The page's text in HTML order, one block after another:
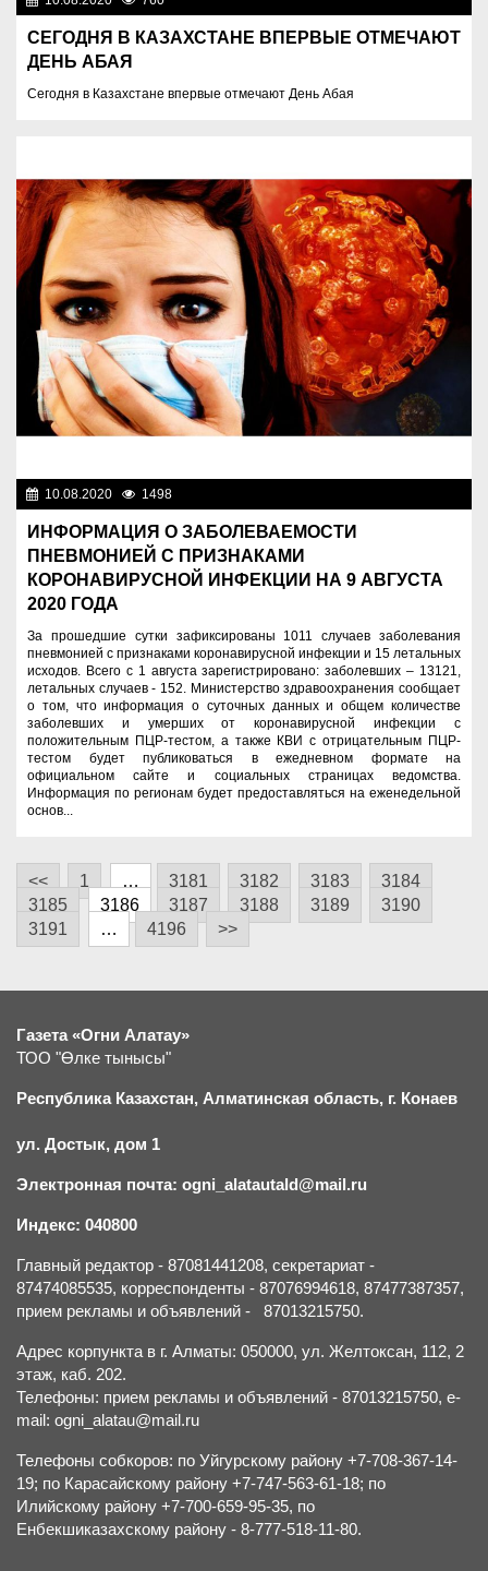
СЕГОДНЯ В КАЗАХСТАНЕ ВПЕРВЫЕ ОТМЕЧАЮТ
ДЕНЬ АБАЯ
Сегодня в Казахстане впервые отмечают День Абая
10.08.2020 1498
ИНФОРМАЦИЯ О ЗАБОЛЕВАЕМОСТИ
ПНЕВМОНИЕЙ С ПРИЗНАКАМИ
КОРОНАВИРУСНОЙ ИНФЕКЦИИ НА 9 АВГУСТА
2020 ГОДА
За прошедшие сутки зафиксированы 1011 случаев заболевания
пневмонией с признаками коронавирусной инфекции и 15 летальных
исходов. Всего с 1 августа зарегистрировано: заболевших – 13121,
летальных случаев - 152. Министерство здравоохранения сообщает
о том, что информация о суточных данных и общем количестве
заболевших и умерших от коронавирусной инфекции с
положительным ПЦР-тестом, а также КВИ с отрицательным ПЦР-
тестом будет публиковаться в ежедневном формате на
официальном сайте и социальных страницах ведомства.
Информация по регионам будет предоставляться на еженедельной
основ...
<< 1 … 3181 3182 3183
3184
3185
3186 3187 3188 3189
3190
3191
… 4196 >>
Газета «Огни Алатау»
ТОО "Өлке тынысы"
Республика Казахстан, Алматинская область, г. Конаев
ул. Достык, дом 1
Электронная почта: ogni_alatautald@mail.ru
Индекс: 040800
Главный редактор - 87081441208, секретариат -
87474085535, корреспонденты - 87076994618, 87477387357,
прием рекламы и объявлений - 87013215750.
Адрес корпункта в г. Алматы: 050000, ул. Желтоксан, 112, 2
этаж, каб. 202.
Телефоны: прием рекламы и объявлений - 87013215750, e-
mail: ogni_alatau@mail.ru
Телефоны собкоров: по Уйгурскому району +7-708-367-14-
19; по Карасайскому району +7-747-563-61-18; по
Илийскому району +7-700-659-95-35, по
Енбекшиказахскому району - 8-777-518-11-80.